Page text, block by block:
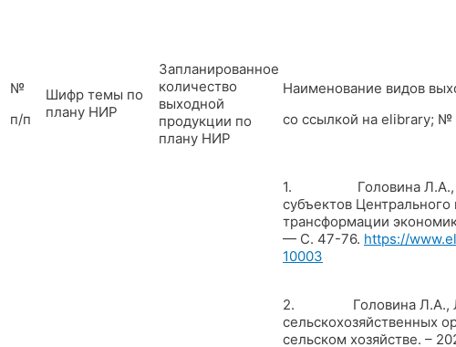
№
п/п
Шифр темы по
плану НИР
Запланированное
количество
выходной
продукции по
плану НИР
Наименование видов
со ссылкой на elibrary; №
1. Головина Л.А.,
субъектов
трансформации
— С. 47-76. https://
10003
2. Головина Л.А.,
сельскохозяйственных
сельском хозяйстве. –